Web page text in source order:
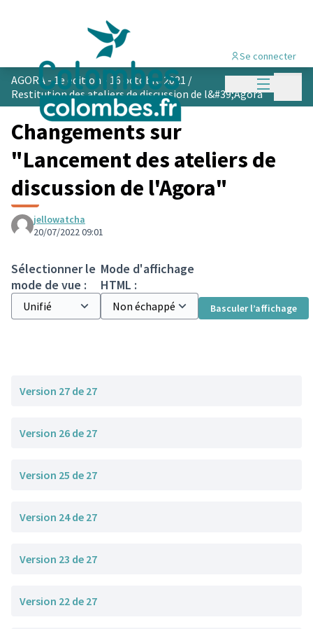
Menu
Se connecter
AGORA - 1e édition - 16 octobre 2021 /
Restitution des ateliers de discussion de l&#39;Agora
Changements sur
"Lancement des ateliers de
discussion de l'Agora"
jellowatcha
20/07/2022 09:01
Sélectionner le
mode de vue :
Mode d'affichage
HTML :
Basculer l’affichage
Version 27 de 27
Version 26 de 27
Version 25 de 27
Version 24 de 27
Version 23 de 27
Version 22 de 27